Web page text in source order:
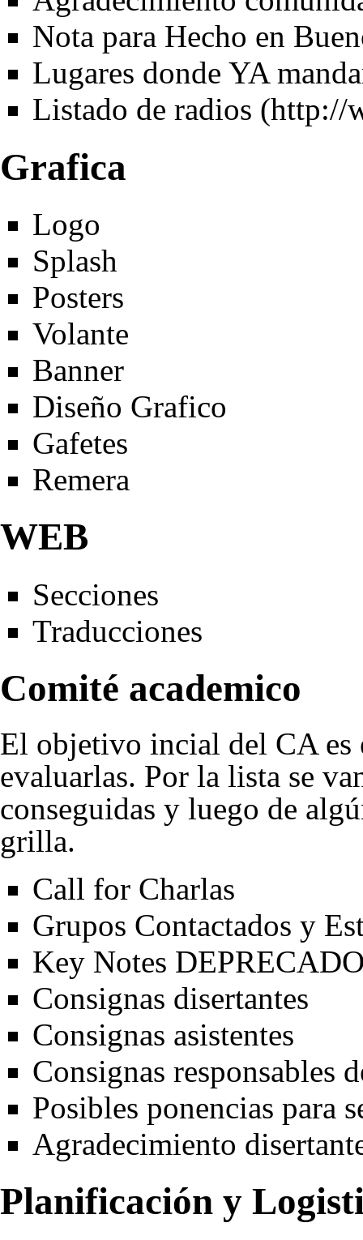
Nota para Hecho en
Lugares donde YA
Listado de radios
Grafica
Logo
Splash
Posters
Volante
Banner
Diseño Grafico
Gafetes
Remera
WEB
Secciones
Traducciones
Comité academico
El objetivo incial del CA
evaluarlas. Por la lista se
conseguidas y luego de
grilla.
Call for Charlas
Grupos Contactados y
Key Notes
Consignas disertantes
Consignas asistentes
Consignas responsables
Posibles ponencias para
Agradecimiento
Planificación y